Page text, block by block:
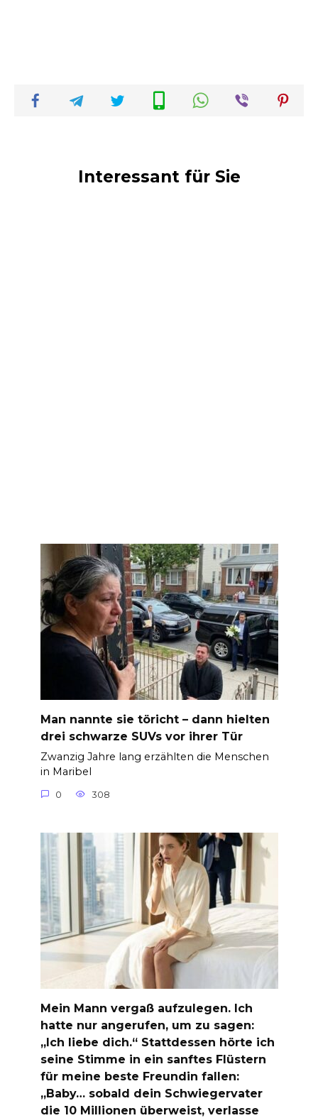
Interessant für Sie
Man nannte sie töricht – dann hielten
drei schwarze SUVs vor ihrer Tür
Zwanzig Jahre lang erzählten die Menschen
in Maribel
0 308
Mein Mann vergaß aufzulegen. Ich
hatte nur angerufen, um zu sagen:
„Ich liebe dich.“ Stattdessen hörte ich
seine Stimme in ein sanftes Flüstern
für meine beste Freundin fallen:
„Baby… sobald dein Schwiegervater
die 10 Millionen überweist, verlasse